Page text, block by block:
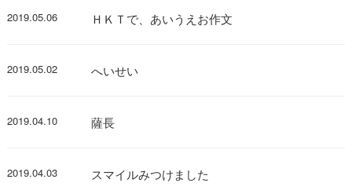
2019.05.06 ＨＫＴで、あいうえお作文
2019.05.02 へいせい
2019.04.10 薩長
2019.04.03 スマイルみつけました